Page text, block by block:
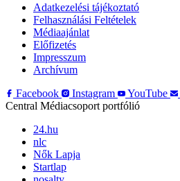
Adatkezelési tájékoztató
Felhasználási Feltételek
Médiaajánlat
Előfizetés
Impresszum
Archívum
Facebook
Instagram YouTube
Central Médiacsoport portfólió
24.hu
nlc
Nők Lapja
Startlap